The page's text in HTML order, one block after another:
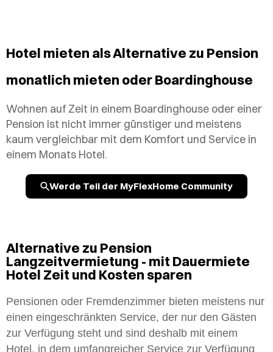
Hotel mieten als Alternative zu Pension
monatlich mieten oder Boardinghouse
Wohnen auf Zeit in einem Boardinghouse oder einer
Pension ist nicht immer günstiger und meistens
kaum vergleichbar mit dem Komfort und Service in
einem Monats Hotel.
Werde Teil der MyFlexHome Community
Alternative zu Pension
Langzeitvermietung - mit Dauermiete
Hotel Zeit und Kosten sparen
Pensionen oder Fremdenzimmer bieten meistens nur
einen eingeschränkten Service, der nur den Gästen
zur Verfügung steht und sind deshalb mit einem
Hotel, in dem umfangreicher Service zur Verfügung